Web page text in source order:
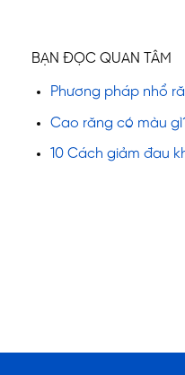
BẠN ĐỌC QUAN TÂM
Phương pháp nhổ
Cao răng có màu
10 Cách giảm đau